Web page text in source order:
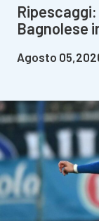
Bagnolese
Agosto